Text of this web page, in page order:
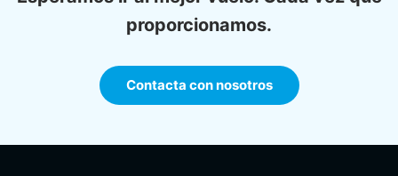
proporcionamos.
Contacta con nosotros